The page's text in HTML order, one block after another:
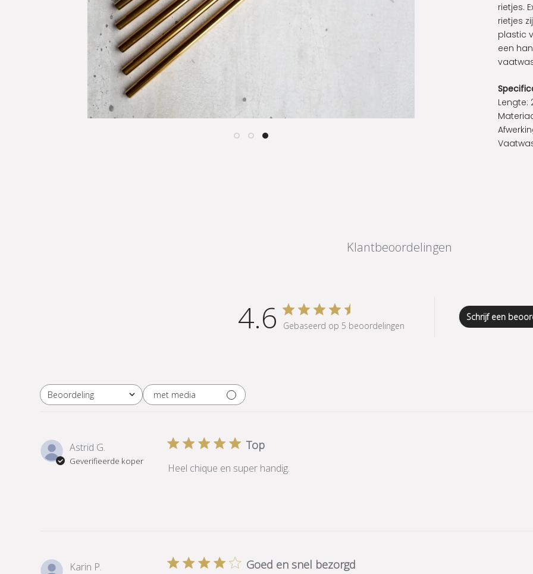
rietjes.
rietjes
plastic
een
Lengte:
Klantbeoordelingen
4.6 Gebaseerd op 5 beoordelingen
Schrijf een
Beoordeling
Alle beoordelingen met media
Astrid G.
Geverifieerde koper
Top
Heel chique en super handig.
Karin P. Goed en snel bezorgd